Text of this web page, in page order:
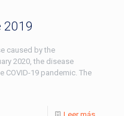
2019
caused by the
2020, the disease
COVID-19 pandemic. The